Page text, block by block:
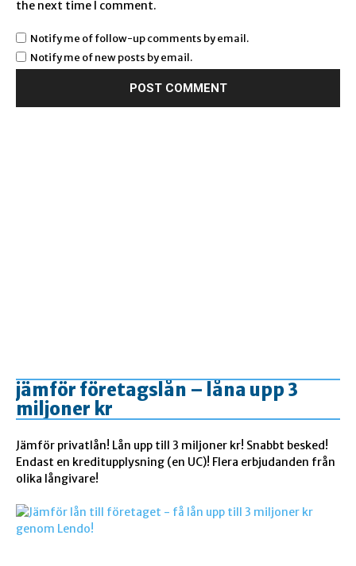
the next time I comment.
Notify me of follow-up comments by email.
Notify me of new posts by email.
jämför företagslån – låna upp 3
miljoner kr
Jämför privatlån! Lån upp till 3 miljoner kr! Snabbt besked!
Endast en kreditupplysning (en UC)! Flera erbjudanden från
olika långivare!